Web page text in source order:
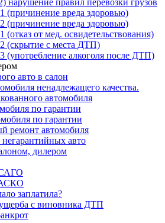
нарушение правил перевозки грузов
(причинение вреда здоровью)
(причинение вреда здоровью)
(отказ от мед. освидетельствования)
(скрытие с места ДТП)
(употребление алкоголя после ДТП)
авто в салон
ненадлежащего качества.
автомобиля
по гарантии
по гарантии
ремонт автомобиля
негарантийных авто
дилером
заплатила?
с виновника ДТП